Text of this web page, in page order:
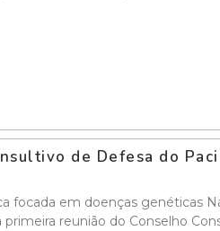
de Defesa do
focada em doenças genéticas
reunião do Conselho